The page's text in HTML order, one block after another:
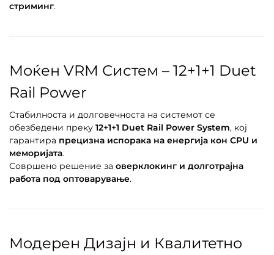
стриминг.
Моќен VRM Систем – 12+1+1 Duet
Rail Power
Стабилноста и долговечноста на системот се
обезбедени преку 12+1+1 Duet Rail Power System, кој
гарантира прецизна испорака на енергија кон CPU и
меморијата.
Совршено решение за оверклокинг и долготрајна
работа под оптоварување.
Модерен Дизајн и Квалитетно